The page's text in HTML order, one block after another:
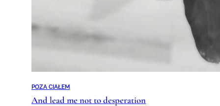
POZA CIAŁEM
And lead me not to desperation